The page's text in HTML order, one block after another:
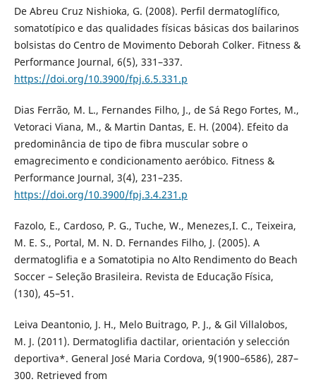
De Abreu Cruz Nishioka, G. (2008). Perfil dermatoglífico,
somatotípico e das qualidades físicas básicas dos bailarinos
bolsistas do Centro de Movimento Deborah Colker. Fitness &
Performance Journal, 6(5), 331–337.
https://doi.org/10.3900/fpj.6.5.331.p
Dias Ferrão, M. L., Fernandes Filho, J., de Sá Rego Fortes, M.,
Vetoraci Viana, M., & Martin Dantas, E. H. (2004). Efeito da
predominância de tipo de fibra muscular sobre o
emagrecimento e condicionamento aeróbico. Fitness &
Performance Journal, 3(4), 231–235.
https://doi.org/10.3900/fpj.3.4.231.p
Fazolo, E., Cardoso, P. G., Tuche, W., Menezes,I. C., Teixeira,
M. E. S., Portal, M. N. D. Fernandes Filho, J. (2005). A
dermatoglifia e a Somatotipia no Alto Rendimento do Beach
Soccer – Seleção Brasileira. Revista de Educação Física,
(130), 45–51.
Leiva Deantonio, J. H., Melo Buitrago, P. J., & Gil Villalobos,
M. J. (2011). Dermatoglifia dactilar, orientación y selección
deportiva*. General José Maria Cordova, 9(1900–6586), 287–
300. Retrieved from